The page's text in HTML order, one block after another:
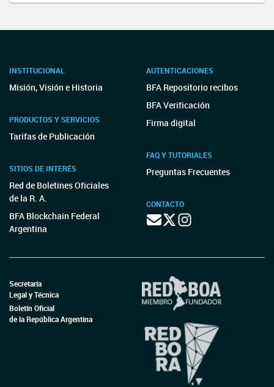
INSTITUCIONAL
Misión, Visión e Historia
PRODUCTOS Y SERVICIOS
Tarifas de Publicación
SITIOS DE INTERÉS
Red de Boletines Oficiales
de la R. A.
BFA Blockchain Federal
Argentina
AUTENTICACIONES
BFA Repositorio recibos
BFA Verificación
Firma digital
FAQ Y TUTORIALES
Preguntas Frecuentes
CONTACTO
Secretaría
Legal y Técnica
Boletín Oficial
de la República Argentina